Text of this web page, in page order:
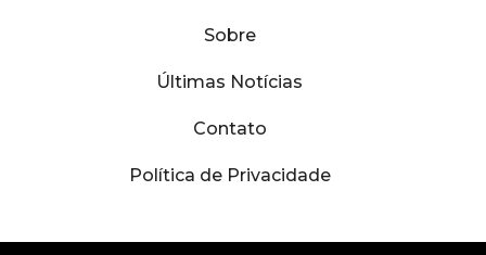
Sobre
Últimas Notícias
Contato
Política de Privacidade